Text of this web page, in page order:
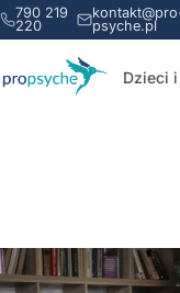
790 219
220
psyche.pl
Dzieci i